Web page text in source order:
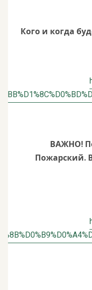
Кого и когда
* ВАЖНО!
Пожарский.